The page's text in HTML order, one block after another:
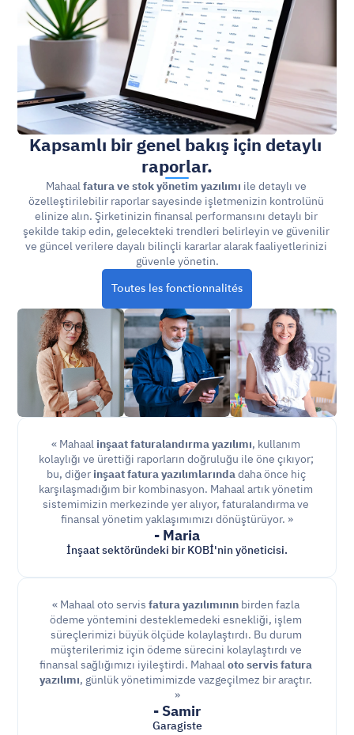
Kapsamlı bir genel bakış için detaylı
raporlar.
Mahaal fatura ve stok yönetim yazılımı ile detaylı ve
özelleştirilebilir raporlar sayesinde işletmenizin kontrolünü
elinize alın. Şirketinizin finansal performansını detaylı bir
şekilde takip edin, gelecekteki trendleri belirleyin ve güvenilir
ve güncel verilere dayalı bilinçli kararlar alarak faaliyetlerinizi
güvenle yönetin.
Toutes les fonctionnalités
« Mahaal inşaat faturalandırma yazılımı, kullanım
kolaylığı ve ürettiği raporların doğruluğu ile öne çıkıyor;
bu, diğer inşaat fatura yazılımlarında daha önce hiç
karşılaşmadığım bir kombinasyon. Mahaal artık yönetim
sistemimizin merkezinde yer alıyor, faturalandırma ve
finansal yönetim yaklaşımımızı dönüştürüyor. »
- Maria
İnşaat sektöründeki bir KOBİ'nin yöneticisi.
« Mahaal oto servis fatura yazılımının birden fazla
ödeme yöntemini desteklemedeki esnekliği, işlem
süreçlerimizi büyük ölçüde kolaylaştırdı. Bu durum
müşterilerimiz için ödeme sürecini kolaylaştırdı ve
finansal sağlığımızı iyileştirdi. Mahaal oto servis fatura
yazılımı, günlük yönetimimizde vazgeçilmez bir araçtır.
»
- Samir
Garagiste